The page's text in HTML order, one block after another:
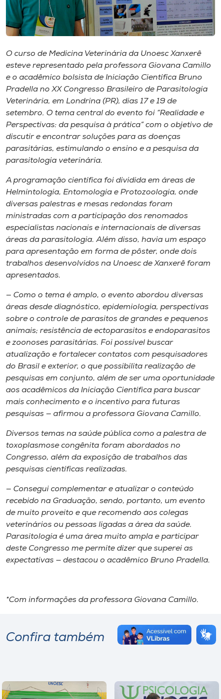
Rádio
Museu
Unoesc
Store
Selecione
o idioma
A+
A-
O curso de Medicina Veterinária da Unoesc Xanxerê
esteve representado pela professora Giovana Camillo
e o acadêmico bolsista de Iniciação Científica Bruno
Pradella no XX Congresso Brasileiro de Parasitologia
Veterinária, em Londrina (PR), dias 17 e 19 de
setembro. O tema central do evento foi “Realidade e
Perspectivas: da pesquisa à prática” com o objetivo de
discutir e encontrar soluções para as doenças
parasitárias, estimulando o ensino e a pesquisa da
parasitologia veterinária.
A programação científica foi dividida em áreas de
Helmintologia, Entomologia e Protozoologia, onde
diversas palestras e mesas redondas foram
ministradas com a participação dos renomados
especialistas nacionais e internacionais de diversas
áreas da parasitologia. Além disso, havia um espaço
para apresentação em forma de pôster, onde dois
trabalhos desenvolvidos na Unoesc de Xanxerê foram
apresentados.
— Como o tema é amplo, o evento abordou diversas
áreas desde diagnóstico, epidemiologia, perspectivas
sobre o controle de parasitos de grandes e pequenos
animais; resistência de ectoparasitos e endoparasitos
e zoonoses parasitárias. Foi possível buscar
atualização e fortalecer contatos com pesquisadores
do Brasil e exterior, o que possibilita realização de
pesquisas em conjunto, além de ser uma oportunidade
aos acadêmicos da Iniciação Científica para buscar
mais conhecimento e o incentivo para futuras
pesquisas — afirmou a professora Giovana Camillo.
Diversos temas na saúde pública como a palestra de
toxoplasmose congênita foram abordados no
Congresso, além da exposição de trabalhos das
pesquisas científicas realizadas.
— Consegui complementar e atualizar o conteúdo
recebido na Graduação, sendo, portanto, um evento
de muito proveito e que recomendo aos colegas
veterinários ou pessoas ligadas a área da saúde.
Parasitologia é uma área muito ampla e participar
deste Congresso me permite dizer que superei as
expectativas — destacou o acadêmico Bruno Pradella.
*Com informações da professora Giovana Camillo.
Confira também